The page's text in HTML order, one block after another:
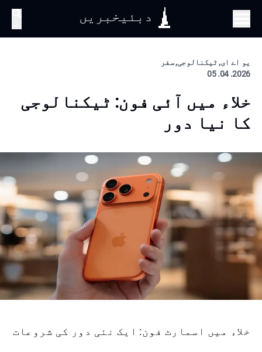
دبئیخبریں
یو اے ای, ٹیکنالوجی, سفر
2026. 04. 05
خلاء میں آئی فون: ٹیکنالوجی
کا نیا دور
خلاء میں اسمارٹ فون: ایک نئی دور کی شروعات